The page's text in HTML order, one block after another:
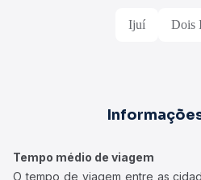
Ijuí Dois
Tempo médio de viagem
O tempo de viagem entre as